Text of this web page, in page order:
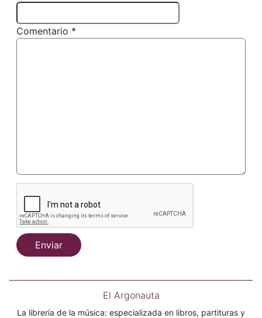
Comentario *
Enviar
El Argonauta
La librería de la música: especializada en libros, partituras y